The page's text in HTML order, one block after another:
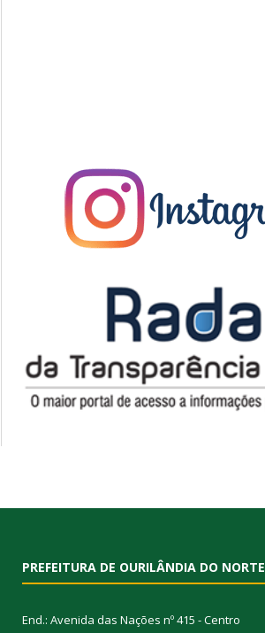
PREFEITURA DE OURILÂNDIA DO NORTE
End.: Avenida das Nações nº 415 - Centro